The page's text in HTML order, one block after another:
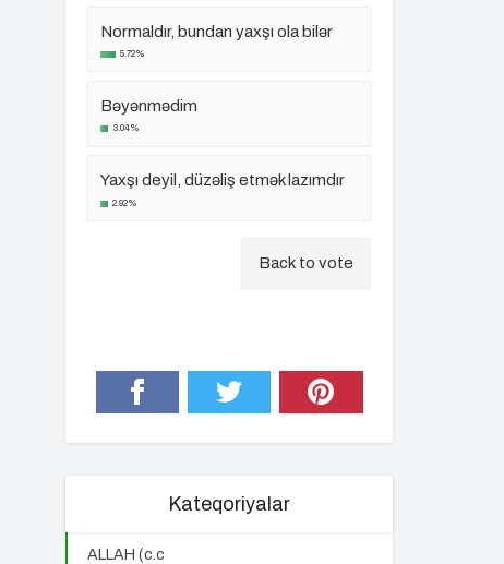
Normaldır, bundan yaxşı ola bilər
5.72%
Bəyənmədim
3.04%
Yaxşı deyil, düzəliş etmək lazımdır
2.92%
Back to vote
Kateqoriyalar
ALLAH (c.c